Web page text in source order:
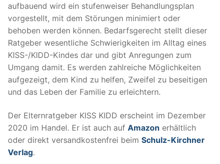
aufbauend wird ein stufenweiser Behandlungsplan
vorgestellt, mit dem Störungen minimiert oder
behoben werden können. Bedarfsgerecht stellt dieser
Ratgeber wesentliche Schwierigkeiten im Alltag eines
KISS-/KIDD-Kindes dar und gibt Anregungen zum
Umgang damit. Es werden zahlreiche Möglichkeiten
aufgezeigt, dem Kind zu helfen, Zweifel zu beseitigen
und das Leben der Familie zu erleichtern.
Der Elternratgeber KISS KIDD erscheint im Dezember
2020 im Handel. Er ist auch auf Amazon erhältlich
oder direkt versandkostenfrei beim Schulz-Kirchner
Verlag.